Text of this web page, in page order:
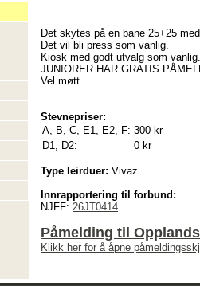
Det skytes på en bane 25+25
Det vil bli press som vanlig.
Kiosk med godt utvalg som vanlig.
JUNIORER HAR GRATIS
Vel møtt.
Stevnepriser:
A, B, C, E1, E2, F: 300 kr
D1, D2:
0 kr
Type leirduer: Vivaz
Innrapportering til forbund:
NJFF: 26JT0414
Påmelding til
Klikk her for å åpne